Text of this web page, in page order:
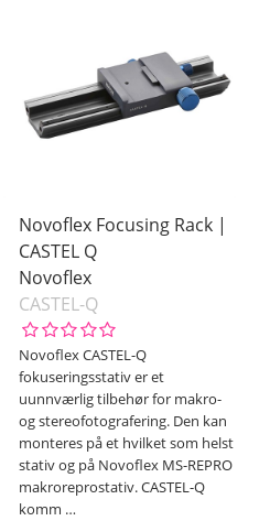
Novoflex Focusing Rack |
CASTEL Q
Novoflex
CASTEL-Q
Novoflex CASTEL-Q
fokuseringsstativ er et
uunnværlig tilbehør for makro-
og stereofotografering. Den kan
monteres på et hvilket som helst
stativ og på Novoflex MS-REPRO
makroreprostativ. CASTEL-Q
komm …